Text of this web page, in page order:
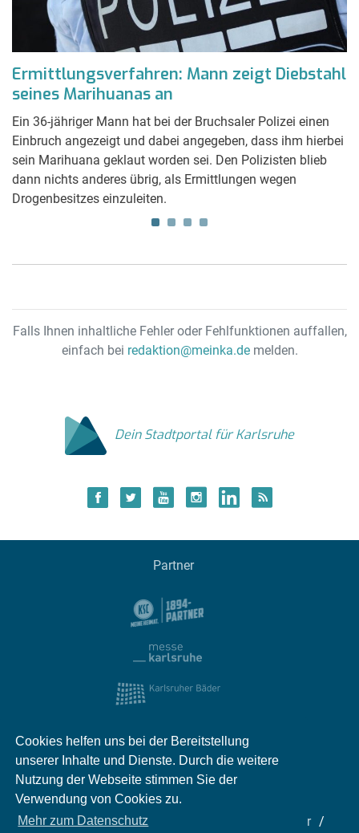
Cookies helfen uns bei der Bereitstellung
unserer Inhalte und Dienste. Durch die weitere
Nutzung der Webseite stimmen Sie der
Verwendung von Cookies zu.
Mehr zum Datenschutz
Ermittlungsverfahren: Mann zeigt Diebstahl
seines Marihuanas an
Ein 36-jähriger Mann hat bei der Bruchsaler Polizei einen
Einbruch angezeigt und dabei angegeben, dass ihm hierbei
sein Marihuana geklaut worden sei. Den Polizisten blieb
dann nichts anderes übrig, als Ermittlungen wegen
Drogenbesitzes einzuleiten.
Falls Ihnen inhaltliche Fehler oder Fehlfunktionen auffallen,
einfach bei redaktion@meinka.demelden.
Dein Stadtportal für Karlsruhe
Partner
Impressum Kontakt
Partner